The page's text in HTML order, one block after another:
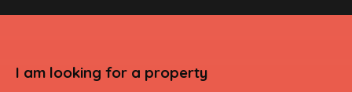
I am looking for a property